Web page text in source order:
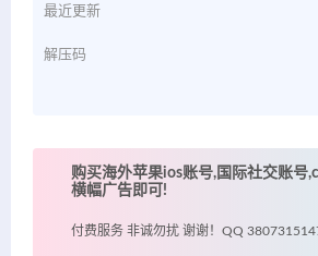
最近更新
解压码
购买海外苹果ios账号,国际社交账号
横幅广告即可!
付费服务 非诚勿扰 谢谢！QQ